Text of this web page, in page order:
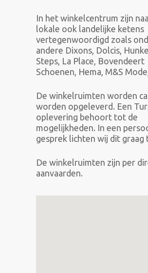
In het winkelcentrum zijn
lokale ook landelijke ketens
vertegenwoordigd zoals
andere Dixons, Dolcis,
Steps, La Place, Bovendeert
Schoenen, Hema, M&S
De winkelruimten worden
worden opgeleverd. Een
oplevering behoort tot de
mogelijkheden. In een
gesprek lichten wij dit graag
De winkelruimten zijn per
aanvaarden.